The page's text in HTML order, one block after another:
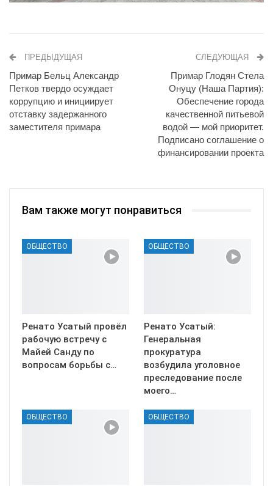
ПРЕДЫДУЩАЯ
Примар Бельц Александр
Петков твердо осуждает
коррупцию и инициирует
отставку задержанного
заместителя примара
СЛЕДУЮЩАЯ
Примар Глодян Стела
Онуцу (Наша Партия):
Обеспечение города
качественной питьевой
водой — мой приоритет.
Подписано соглашение о
финансировании проекта
Вам также могут понравиться
ОБЩЕСТВО
Ренато Усатый провёл
рабочую встречу с
Майей Санду по
вопросам борьбы с…
ОБЩЕСТВО
Ренато Усатый:
Генеральная
прокуратура
возбудила уголовное
преследование после
моего…
ОБЩЕСТВО ОБЩЕСТВО